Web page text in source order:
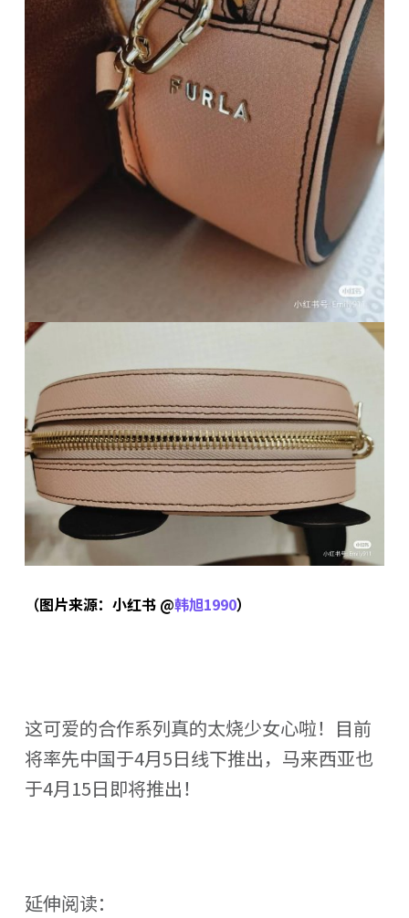
（图片来源：小红书 @韩旭1990）
这可爱的合作系列真的太烧少女心啦！目前
将率先中国于4月5日线下推出，马来西亚也
于4月15日即将推出！
延伸阅读：